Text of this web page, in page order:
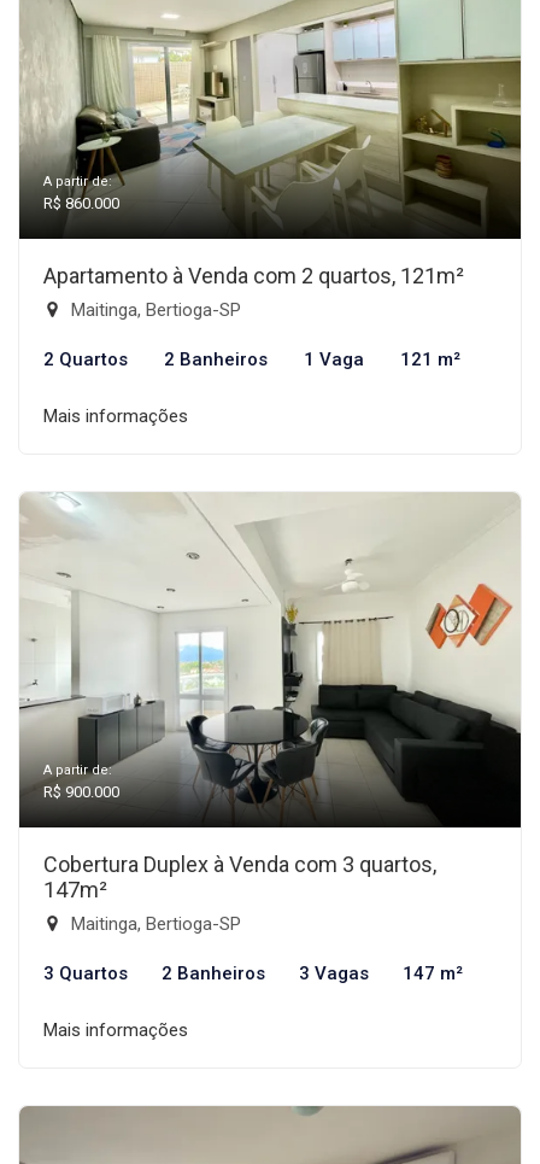
A partir de:
R$ 860.000
Apartamento à Venda com 2 quartos, 121m²
Maitinga, Bertioga-SP
2 Quartos 2 Banheiros 1 Vaga 121 m²
Mais informações
A partir de:
R$ 900.000
Cobertura Duplex à Venda com 3 quartos,
147m²
Maitinga, Bertioga-SP
3 Quartos 2 Banheiros 3 Vagas 147 m²
Mais informações